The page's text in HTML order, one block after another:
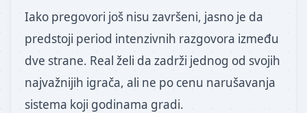
Iako pregovori još nisu završeni, jasno je da
predstoji period intenzivnih razgovora između
dve strane. Real želi da zadrži jednog od svojih
najvažnijih igrača, ali ne po cenu narušavanja
sistema koji godinama gradi.